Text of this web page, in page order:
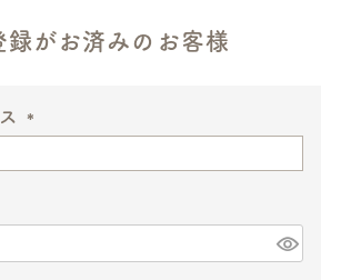
録がお済みのお客様